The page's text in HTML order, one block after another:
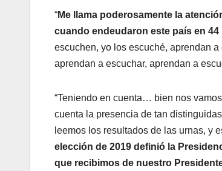
“Me llama poderosamente la
cuando endeudaron este país en
escuchen, yo los escuché, aprendan
aprendan a escuchar, aprendan a
“Teniendo en cuenta… bien nos
cuenta la presencia de tan
leemos los resultados de las urnas, y
elección de 2019 definió la
que recibimos de nuestro